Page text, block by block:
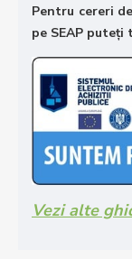
Pentru cereri
pe SEAP
Vezi alte